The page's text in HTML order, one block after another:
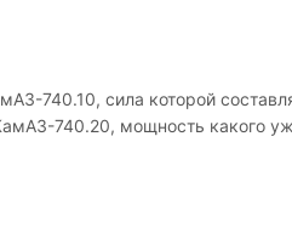
740.10, сила которой
740.20, мощность какого